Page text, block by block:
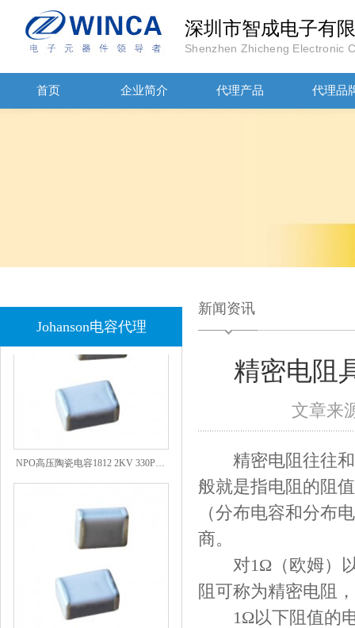
深圳市智成电子有
Shenzhen Zhicheng Electronic
首页 企业简介 代理产品 代理品
Johanson电容代理
JOHANOSN高压贴片电容1206/NPO/1000V/220PF/J档封装
1808 Y2 1NF安规贴片电容Johanson品牌
新闻资讯
精密电阻
文章来
精密电阻往往和
般就是指电阻的阻
（分布电容和分布
商。
对1Ω（欧姆）以
阻可称为精密电阻
1Ω以下阻值的电